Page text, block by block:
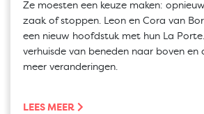
Ze moesten een keuze maken:
zaak of stoppen. Leon en Cora van
een nieuw hoofdstuk met hun La
verhuisde van beneden naar boven en
meer veranderingen.
LEES MEER